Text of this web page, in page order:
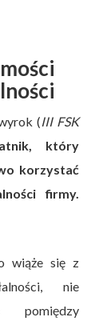
(III FSK
który
korzystać
firmy.
wiąże się z
nie
pomiędzy